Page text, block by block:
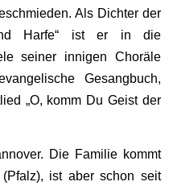
Als Dichter der
und Harfe“ ist er in die
seiner innigen Choräle
Gesangbuch,
„O, komm Du Geist der
Die Familie kommt
ist aber schon seit